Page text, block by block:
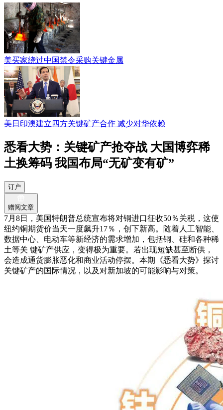
美买家绕过中国禁令采购关键金属
美日印澳建立四方关键矿产合作 减少对华依赖
悉看大势：关键矿产抢夺战 大国博弈稀
土换筹码 我国布局“无矿变有矿”
订户
赠阅文章
7月8日，美国特朗普总统宣布将对铜进口征收50％关税，这使
纽约铜期货价当天一度飙升17％，创下新高。随着人工智能、
数据中心、电动车等新经济的需求增加，包括铜、硅和各种稀
土等关 键矿产供应，变得极为重要。若出现短缺甚至断供，
会造成通货膨胀恶化和商业活动停摆。本期《悉看大势》探讨
关键矿产的国际情况，以及对新加坡的可能影响与对策。